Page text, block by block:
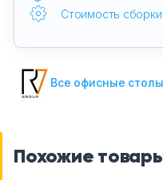
Стоимость сборки
Все офисные
Похожие